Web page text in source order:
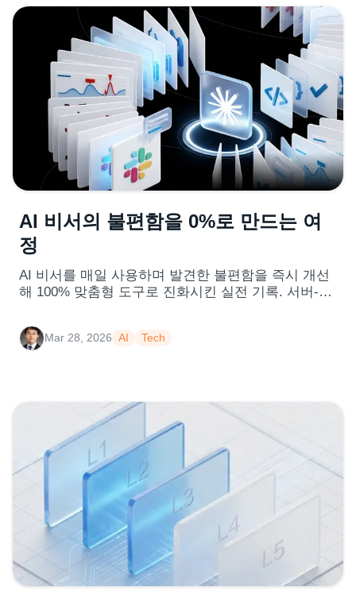
AI 비서의 불편함을 0%로 만드는 여
정
AI 비서를 매일 사용하며 발견한 불편함을 즉시 개선
해 100% 맞춤형 도구로 진화시킨 실전 기록. 서버-클
업 통합까지 생산성을 극대화하는 방법을 공유합니
다.
Mar 28, 2026 AI Tech